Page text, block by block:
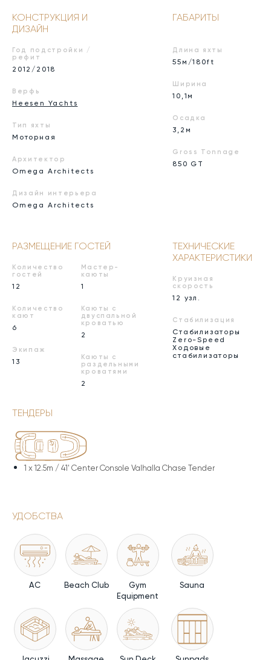
КОНСТРУКЦИЯ И
ДИЗАЙН
Год подстройки /
рефит
2012/2018
Верфь
Heesen Yachts
Тип яхты
Моторная
Архитектор
Omega Architects
Дизайн интерьера
Omega Architects
ГАБАРИТЫ
Длина яхты
55м/180ft
Ширина
10,1м
Осадка
3,2м
Gross Tonnage
850 GT
РАЗМЕЩЕНИЕ ГОСТЕЙ
Количество
гостей
12
Количество
кают
6
Экипаж
13
Мастер-
каюты
1
Каюты с
двуспальной
кроватью
2
Каюты с
раздельными
кроватями
2
ТЕХНИЧЕСКИЕ
ХАРАКТЕРИСТИКИ
Круизная
скорость
12 узл.
Стабилизация
Стабилизаторы
Zero-Speed
Ходовые
стабилизаторы
ТЕНДЕРЫ
1 x 12.5m / 41' Center Console Valhalla Chase Tender
УДОБСТВА
AC Beach Club
Gym
Equipment
Sauna